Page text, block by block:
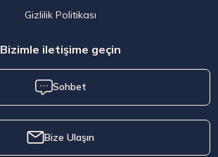
Gizlilik Politikası
Bizimle iletişime geçin
Sohbet
Bize Ulaşın